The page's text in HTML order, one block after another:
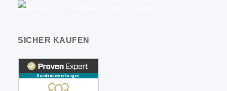
SICHER KAUFEN